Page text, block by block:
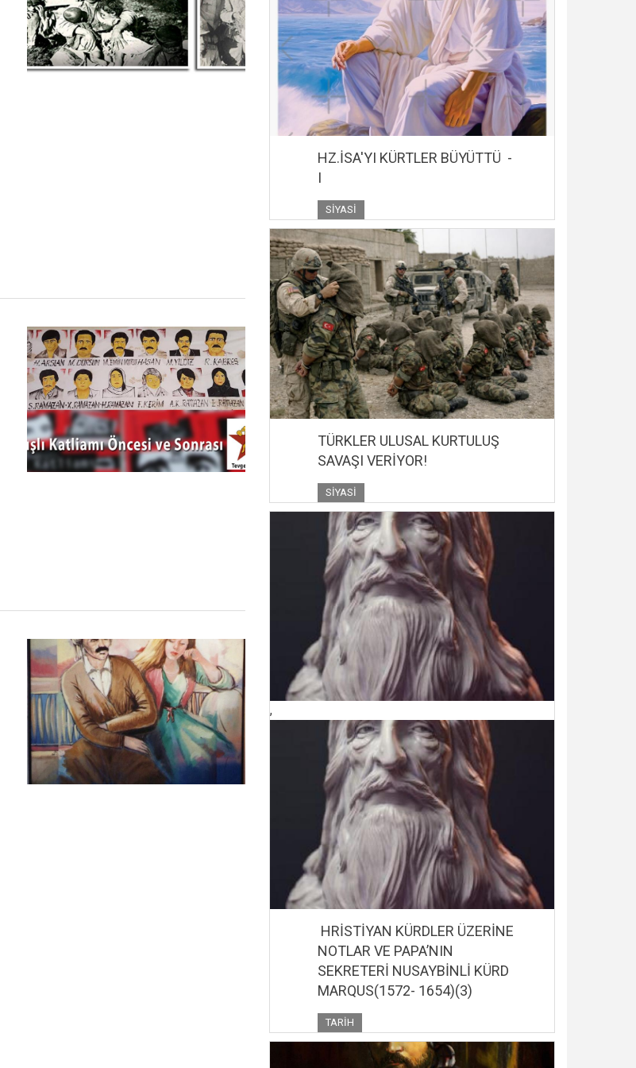
HZ.İSA'YI KÜRTLER BÜYÜTTÜ -
I
SIYASI
TÜRKLER ULUSAL KURTULUŞ
SAVAŞI VERİYOR!
SIYASI
,
HRİSTİYAN KÜRDLER ÜZERİNE
NOTLAR VE PAPA’NIN
SEKRETERİ NUSAYBİNLİ KÜRD
MARQUS(1572- 1654)(3)
TARIH